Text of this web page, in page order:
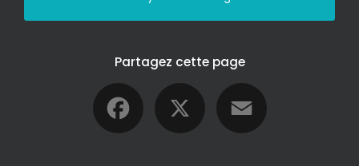
Partagez cette page
Facebook